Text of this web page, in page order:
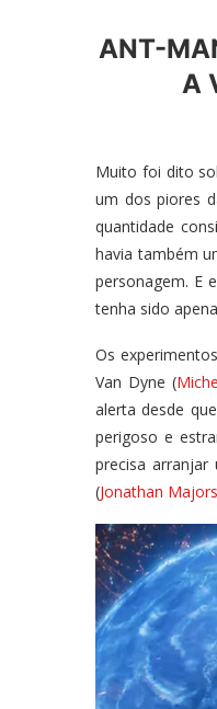
ANT-
A
Muito foi dito
um dos piores
quantidade
havia também
personagem. E
tenha sido
Os
Van Dyne (
alerta desde
perigoso e
precisa
(Jonathan Majors